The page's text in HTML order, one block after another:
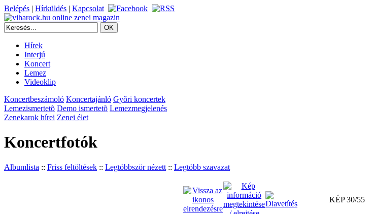
Belépés | Hírküldés | Kapcsolat
Hírek
Interjú
Koncert
Lemez
Videoklip
Koncertbeszámoló Koncertajánló Gyõri koncertek
Lemezismertetõ Demo ismertetõ Lemezmegjelenés
Zenekarok hírei Zenei élet
Koncertfotók
Albumlista :: Friss feltöltések :: Legtöbbször nézett :: Legtöbb szavazat
KÉP 30/55